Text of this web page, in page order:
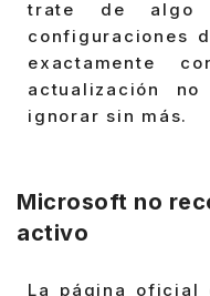
trate de algo
configuraciones
exactamente
actualización
ignorar sin más.
Microsoft no
activo
La página oficial